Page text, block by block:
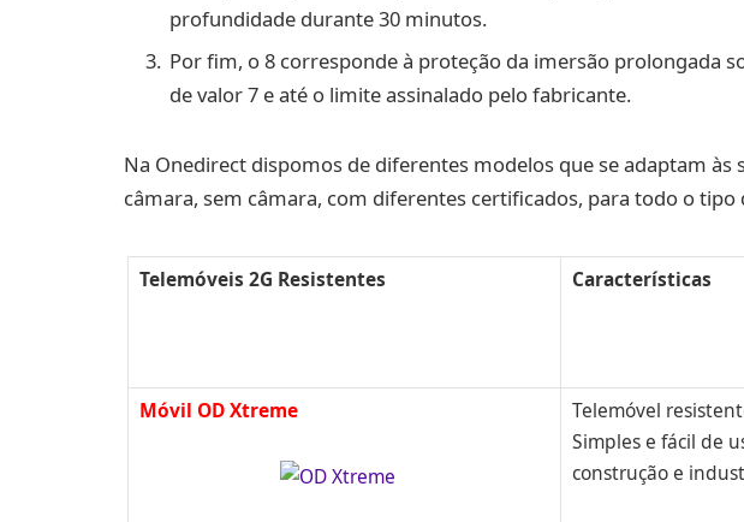
profundidade durante 30 minutos.
Por fim, o 8 corresponde à proteção da imersão prolongada
de valor 7 e até o limite assinalado pelo fabricante.
Na Onedirect dispomos de diferentes modelos que se adaptam às
câmara, sem câmara, com diferentes certificados, para todo o tipo
Telemóveis 2G Resistentes Características
Móvil OD Xtreme
Telemóvel
Simples e fácil de
construção e